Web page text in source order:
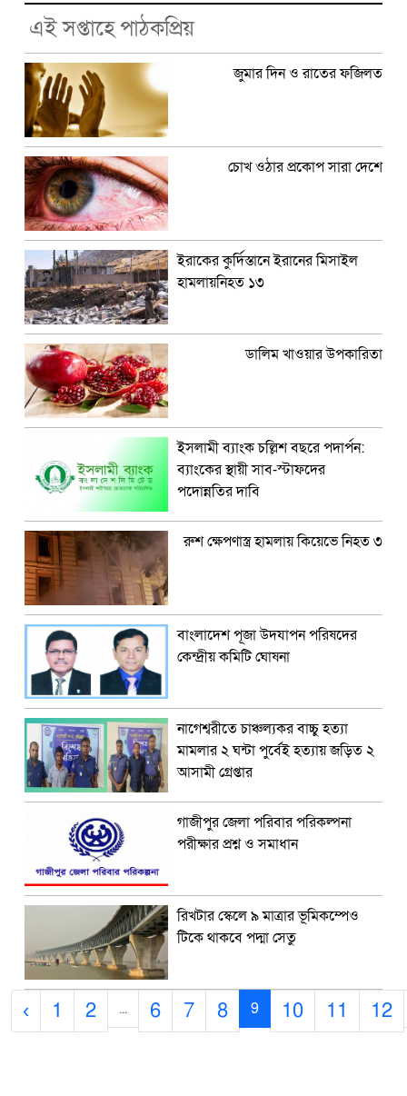
এই সপ্তাহে পাঠকপ্রিয়
জুমার দিন ও রাতের ফজিলত
চোখ ওঠার প্রকোপ সারা দেশে
ইরাকের কুর্দিস্তানে ইরানের মিসাইল
হামলায়নিহত ১৩
ডালিম খাওয়ার উপকারিতা
ইসলামী ব্যাংক চল্লিশ বছরে পদার্পন:
ব্যাংকের স্থায়ী সাব-স্টাফদের
পদোন্নতির দাবি
রুশ ক্ষেপণাস্ত্র হামলায় কিয়েভে নিহত ৩
বাংলাদেশ পূজা উদযাপন পরিষদের
কেন্দ্রীয় কমিটি ঘোষনা
নাগেশ্বরীতে চাঞ্চল্যকর বাচ্চু হত্যা
মামলার ২ ঘন্টা পুর্বেই হত্যায় জড়িত ২
আসামী গ্রেপ্তার
গাজীপুর জেলা পরিবার পরিকল্পনা
পরীক্ষার প্রশ্ন ও সমাধান
রিখটার স্কেলে ৯ মাত্রার ভূমিকম্পেও
টিকে থাকবে পদ্মা সেতু
‹ 1 2 ... 6 7 8 9 10 11 12